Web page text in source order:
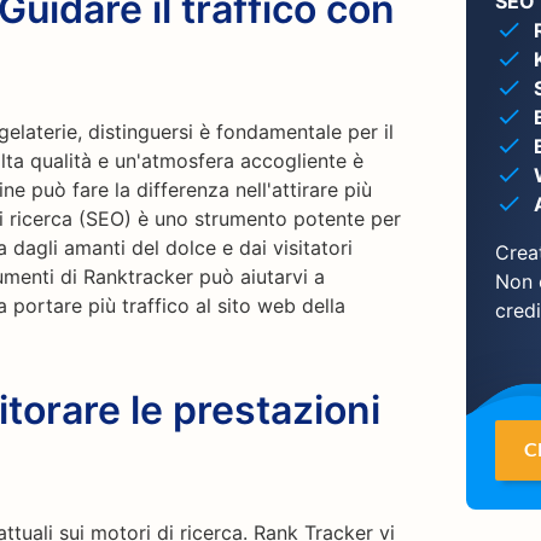
distinguersi è fondamentale per il
qualità e un'atmosfera accogliente è
può fare la differenza nell'attirare più
(SEO) è uno strumento potente per
dagli amanti del dolce e dai visitatori
di Ranktracker può aiutarvi a
portare più traffico al sito web della
le prestazioni
sui motori di ricerca. Rank Tracker vi
Non